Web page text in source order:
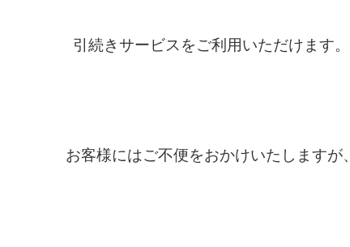
引続きサービスをご利用いただけます。
お客様にはご不便をおかけいたしますが、